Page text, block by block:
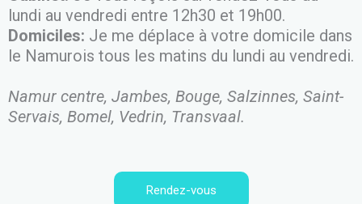
lundi au vendredi entre 12h30 et 19h00.
Domiciles: Je me déplace à votre domicile dans
le Namurois tous les matins du lundi au vendredi.
Namur centre, Jambes, Bouge, Salzinnes, Saint-
Servais, Bomel, Vedrin, Transvaal.
Rendez-vous